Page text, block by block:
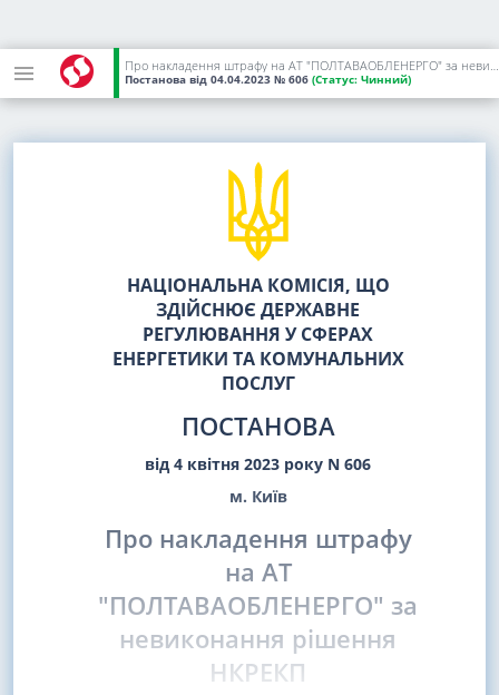
Про накладення штрафу на АТ "ПОЛТАВАОБЛЕНЕРГО" за невиконання рішення НКРЕКП
Постанова від 04.04.2023 № 606 (Статус: Чинний)
НАЦІОНАЛЬНА КОМІСІЯ, ЩО
ЗДІЙСНЮЄ ДЕРЖАВНЕ
РЕГУЛЮВАННЯ У СФЕРАХ
ЕНЕРГЕТИКИ ТА КОМУНАЛЬНИХ
ПОСЛУГ
ПОСТАНОВА
від 4 квітня 2023 року N 606
м. Київ
Про накладення штрафу
на АТ
"ПОЛТАВАОБЛЕНЕРГО" за
невиконання рішення
НКРЕКП